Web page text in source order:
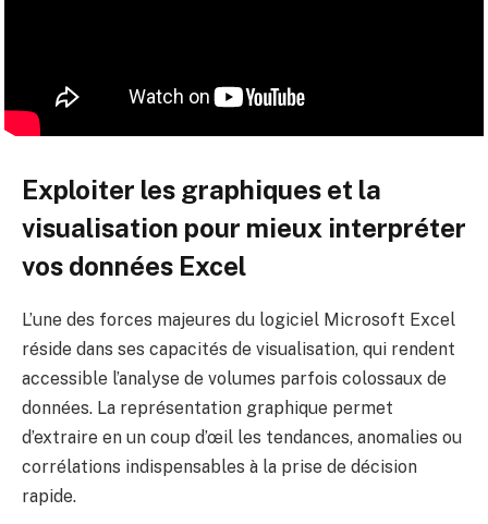
Exploiter les graphiques et la
visualisation pour mieux interpréter
vos données Excel
L’une des forces majeures du logiciel Microsoft Excel
réside dans ses capacités de visualisation, qui rendent
accessible l’analyse de volumes parfois colossaux de
données. La représentation graphique permet
d’extraire en un coup d’œil les tendances, anomalies ou
corrélations indispensables à la prise de décision
rapide.